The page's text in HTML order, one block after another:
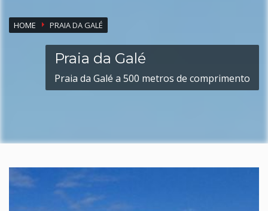
HOME PRAIA DA GALÉ
Praia da Galé
Praia da Galé a 500 metros de comprimento